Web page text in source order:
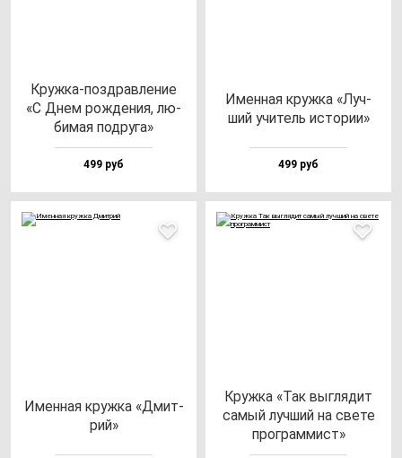
Круж­ка-поз­драв­ле­ние
«С Днем рож­де­ния, лю­
би­мая под­ру­га»
499 руб
Имен­ная круж­ка «Луч­
ший учи­тель ис­то­рии»
499 руб
Имен­ная круж­ка «Дмит­
рий»
Круж­ка «Так выг­ля­дит
са­мый луч­ший на све­те
прог­рам­мист»